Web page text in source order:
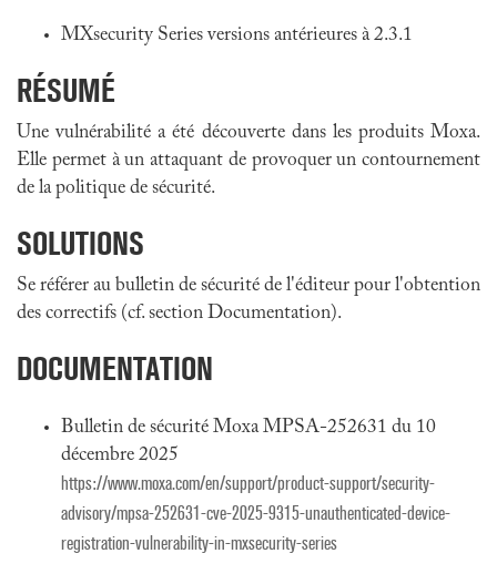
MXsecurity Series versions antérieures à 2.3.1
RÉSUMÉ
Une vulnérabilité a été découverte dans les produits Moxa.
Elle permet à un attaquant de provoquer un contournement
de la politique de sécurité.
SOLUTIONS
Se référer au bulletin de sécurité de l'éditeur pour l'obtention
des correctifs (cf. section Documentation).
DOCUMENTATION
Bulletin de sécurité Moxa MPSA-252631 du 10
décembre 2025
https://www.moxa.com/en/support/product-support/security-
advisory/mpsa-252631-cve-2025-9315-unauthenticated-device-
registration-vulnerability-in-mxsecurity-series